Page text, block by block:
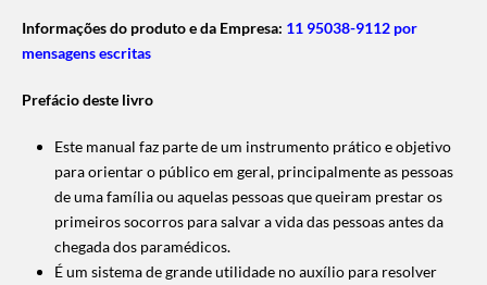
Informações do produto e da Empresa: 11 95038-9112 por
mensagens escritas
Prefácio deste livro
Este manual faz parte de um instrumento prático e objetivo
para orientar o público em geral, principalmente as pessoas
de uma família ou aquelas pessoas que queiram prestar os
primeiros socorros para salvar a vida das pessoas antes da
chegada dos paramédicos.
É um sistema de grande utilidade no auxílio para resolver